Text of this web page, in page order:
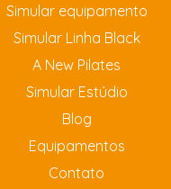
Simular equipamento
Simular Linha Black
A New Pilates
Simular Estúdio
Blog
Equipamentos
Contato